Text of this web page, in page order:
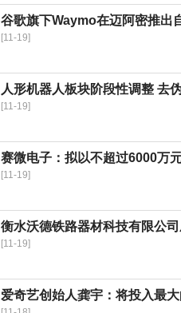
谷歌旗下Waymo在迈阿密推出
[11-19]
人形机器人板块阶段性调整 去
[11-19]
赛微电子：拟以不超过6000万
[11-19]
衡水沃德铁路器材科技有限公
[11-19]
爱奇艺创始人龚宇：将投入最